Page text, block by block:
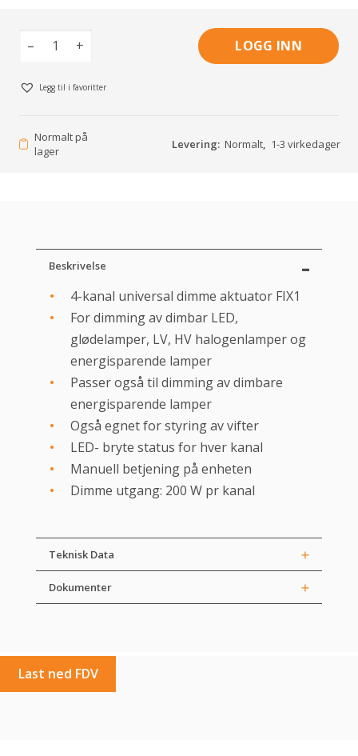
– + LOGG INN
Legg til i favoritter
Normalt på
lager
Levering: Normalt, 1-3 virkedager
Beskrivelse
4-kanal universal dimme aktuator FIX1
For dimming av dimbar LED,
glødelamper, LV, HV halogenlamper og
energisparende lamper
Passer også til dimming av dimbare
energisparende lamper
Også egnet for styring av vifter
LED- bryte status for hver kanal
Manuell betjening på enheten
Dimme utgang: 200 W pr kanal
Teknisk Data
Dokumenter
Last ned FDV